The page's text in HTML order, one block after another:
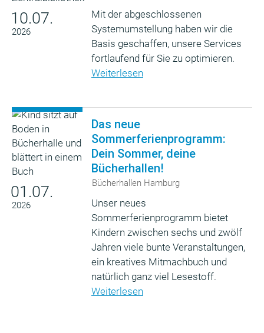
10.07.
2026
Mit der abgeschlossenen
Systemumstellung haben wir die
Basis geschaffen, unsere Services
fortlaufend für Sie zu optimieren.
Weiterlesen
01.07.
2026
Das neue
Sommerferienprogramm:
Dein Sommer, deine
Bücherhallen!
Bücherhallen Hamburg
Unser neues
Sommerferienprogramm bietet
Kindern zwischen sechs und zwölf
Jahren viele bunte Veranstaltungen,
ein kreatives Mitmachbuch und
natürlich ganz viel Lesestoff.
Weiterlesen